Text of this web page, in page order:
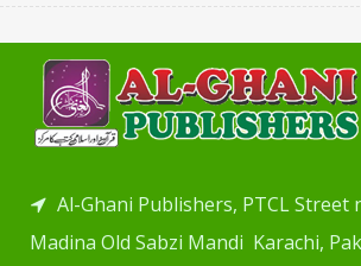
Al-Ghani Publishers, PTCL Street
Madina Old Sabzi Mandi Karachi,